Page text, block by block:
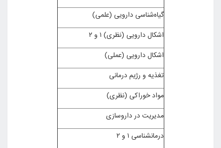
گیاه‌شناسی دارویی (علمی)
اشکال دارویی (نظری) ۱ و ۲
اشکال دارویی (عملی)
تغذیه و رژیم درمانی
مواد خوراکی (نظری)
مدیریت در داروسازی
درمانشناسی ۱ و ۲